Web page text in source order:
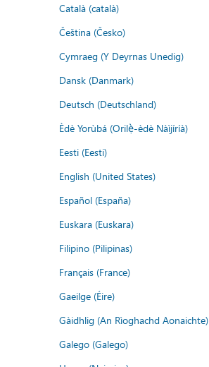
Català (català)
Čeština (Česko)
Cymraeg (Y Deyrnas Unedig)
Dansk (Danmark)
Deutsch (Deutschland)
Èdè Yorùbá (Orilẹ̀-èdè Nàìjíríà)
Eesti (Eesti)
English (United States)
Español (España)
Euskara (Euskara)
Filipino (Pilipinas)
Français (France)
Gaeilge (Éire)
Gàidhlig (An Rìoghachd Aonaichte)
Galego (Galego)